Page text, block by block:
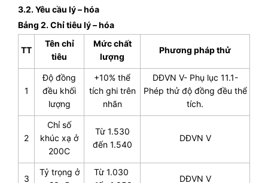
3.2. Yêu cầu lý – hóa
Bảng 2. Chỉ tiêu lý – hóa
TT
Tên chỉ
tiêu
Mức chất
lượng
Phương pháp thử
1
Độ đồng
đều khối
lượng
+10% thể
tích ghi trên
nhãn
DĐVN V- Phụ lục 11.1-
Phép thử độ đồng đều thể
tích.
2
Chỉ số
khúc xạ ở
200C
Từ 1.530
đến 1.540
DĐVN V
3
Tỷ trọng ở
Từ 1.030
DĐVN V